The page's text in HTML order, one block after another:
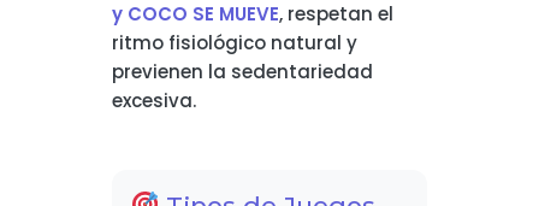
y COCO SE MUEVE, respetan el
ritmo fisiológico natural y
previenen la sedentariedad
excesiva.